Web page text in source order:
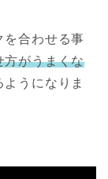
を合わせる事
方がうまくな
うになりま